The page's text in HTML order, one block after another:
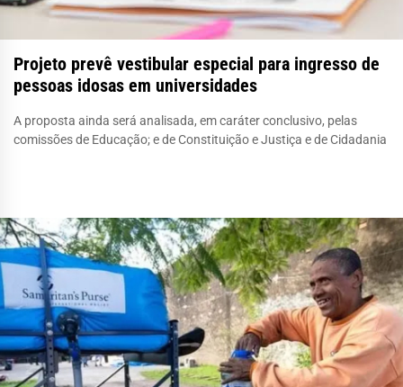
Projeto prevê vestibular especial para ingresso de
pessoas idosas em universidades
A proposta ainda será analisada, em caráter conclusivo, pelas
comissões de Educação; e de Constituição e Justiça e de Cidadania